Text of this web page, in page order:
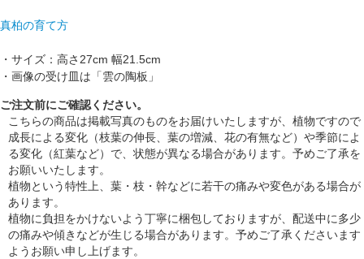
真柏の育て方
・サイズ：高さ27cm 幅21.5cm
・画像の受け皿は「雲の陶板」
ご注文前にご確認ください。
こちらの商品は掲載写真のものをお届けいたしますが、植物ですので
成長による変化（枝葉の伸長、葉の増減、花の有無など）や季節によ
る変化（紅葉など）で、状態が異なる場合があります。予めご了承を
お願いいたします。
植物という特性上、葉・枝・幹などに若干の痛みや変色がある場合が
あります。
植物に負担をかけないよう丁寧に梱包しておりますが、配送中に多少
の痛みや傾きなどが生じる場合があります。予めご了承くださいます
ようお願い申し上げます。